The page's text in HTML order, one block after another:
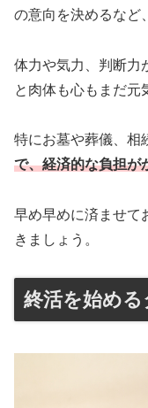
の意向を決めるなど
体力や気力、判断力
と肉体も心もまだ元
特にお墓や葬儀、相
で、経済的な負担が
早め早めに済ませて
きましょう。
終活を始め